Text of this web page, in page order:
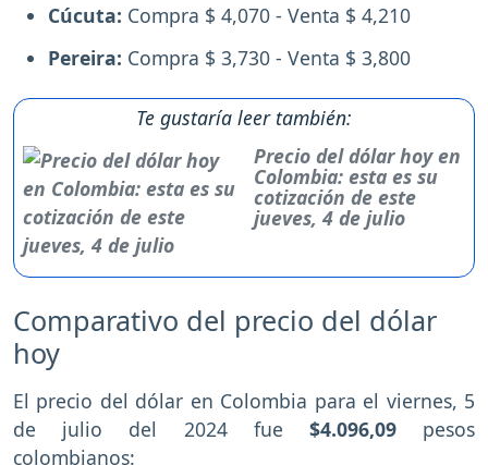
Cúcuta: Compra $ 4,070 - Venta $ 4,210
Pereira: Compra $ 3,730 - Venta $ 3,800
Te gustaría leer también:
Precio del dólar hoy en
Colombia: esta es su
cotización de este
jueves, 4 de julio
Comparativo del precio del dólar
hoy
El precio del dólar en Colombia para el viernes, 5
de julio del 2024 fue $4.096,09 pesos
colombianos: